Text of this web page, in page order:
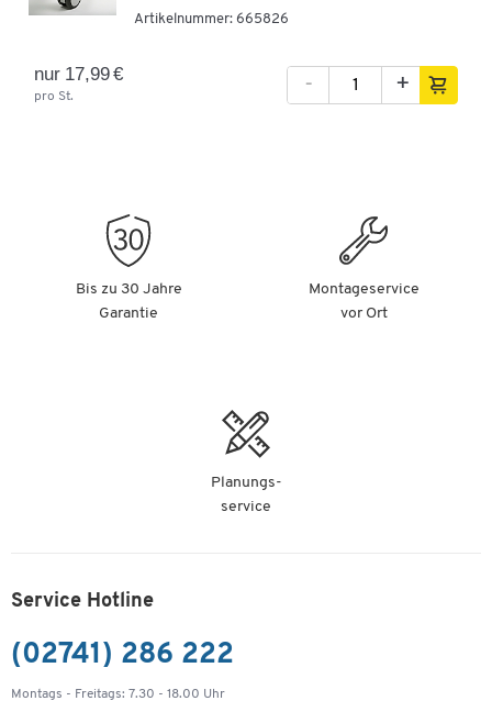
Artikelnummer: 665826
nur 17,99 €
pro St.
- +
Bis zu 30 Jahre
Garantie
Montageservice
vor Ort
Planungs-
service
Service Hotline
(02741) 286 222
Montags - Freitags: 7.30 - 18.00 Uhr